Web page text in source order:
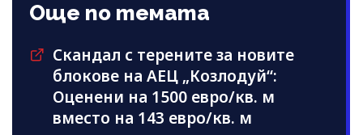
Още по темата
Скандал с терените за новите
блокове на АЕЦ „Козлодуй“:
Оценени на 1500 евро/кв. м
вместо на 143 евро/кв. м